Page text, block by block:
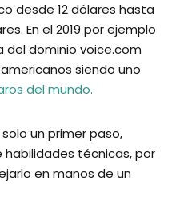
desde 12 dólares hasta
En el 2019 por ejemplo
del dominio voice.com
siendo uno
del mundo.
un primer paso,
habilidades técnicas, por
en manos de un